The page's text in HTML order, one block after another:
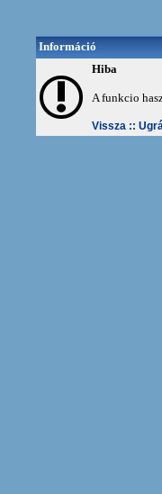
Információ
Hiba
A funkcio
Vissza ::